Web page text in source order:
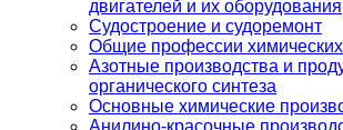
двигателей и их оборудования
Судостроение и судоремонт
Общие профессии химических
Азотные производства и
органического синтеза
Основные химические
Анилино-красочные